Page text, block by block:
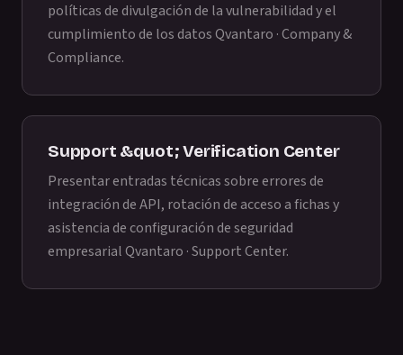
políticas de divulgación de la vulnerabilidad y el
cumplimiento de los datosQvantaro · Company &
Compliance.
Support &quot; Verification Center
Presentar entradas técnicas sobre errores de
integración de API, rotación de acceso a fichas y
asistencia de configuración de seguridad
empresarialQvantaro · Support Center.